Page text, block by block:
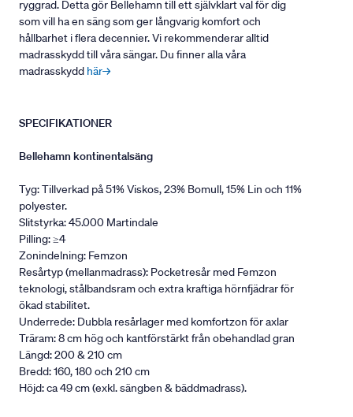
ryggrad. Detta gör Bellehamn till ett självklart val för dig
som vill ha en säng som ger långvarig komfort och
hållbarhet i flera decennier. Vi rekommenderar alltid
madrasskydd till våra sängar. Du finner alla våra
madrasskydd här→
SPECIFIKATIONER
Bellehamn kontinentalsäng
Tyg: Tillverkad på 51% Viskos, 23% Bomull, 15% Lin och 11%
polyester.
Slitstyrka: 45.000 Martindale
Pilling: ≥4
Zonindelning: Femzon
Resårtyp (mellanmadrass): Pocketresår med Femzon
teknologi, stålbandsram och extra kraftiga hörnfjädrar för
ökad stabilitet.
Underrede: Dubbla resårlager med komfortzon för axlar
Träram: 8 cm hög och kantförstärkt från obehandlad gran
Längd: 200 & 210 cm
Bredd: 160, 180 och 210 cm
Höjd: ca 49 cm (exkl. sängben & bäddmadrass).